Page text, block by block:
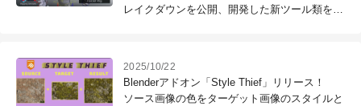
レイクダウンを公開、開発した新ツール類を製
2025/10/22
Blenderアドオン「Style Thief」リリース！
ソース画像の色をターゲット画像のスタイルと